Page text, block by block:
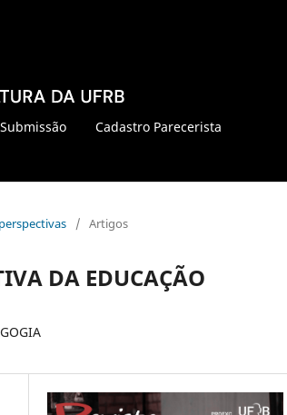
Cadastro Parecerista
/ Artigos
DA EDUCAÇÃO